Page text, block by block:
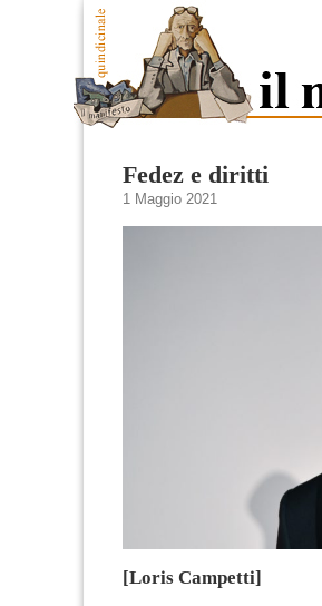
Fedez e diritti
1 Maggio 2021
[Loris Campetti]